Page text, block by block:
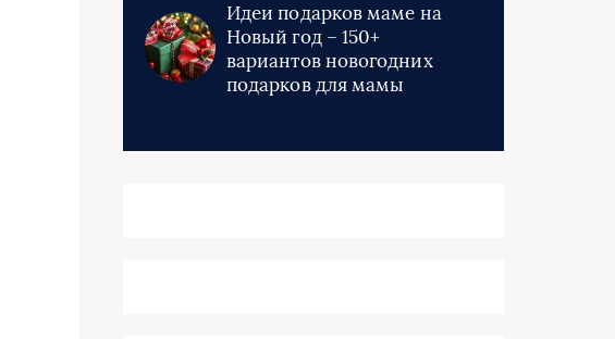
Идеи подарков маме на
Новый год – 150+
вариантов новогодних
подарков для мамы